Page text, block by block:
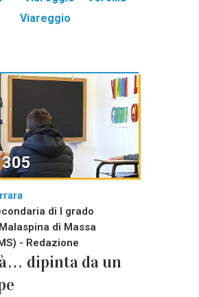
Viareggio
di I grado
di Massa
- Redazione
dipinta da un